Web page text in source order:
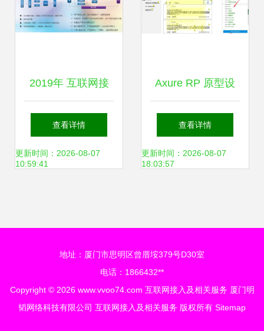
2019年 互联网接
入及相关服务的新
篇章
查看详情
更新时间：2026-08-07
10:59:41
Axure RP 原型设
计基础 页面交互、
弹窗、表单与多媒
查看详情
更新时间：2026-08-07
18:03:57
地址：厦门市思明区曾厝垵379号D30室
电话：1866432**
Copyright © 2026 www.vvoo74.com 互联网接入及相关服务 厦门明
韬网络科技有限公司 互联网接入及相关服务 版权所有 Sitemap